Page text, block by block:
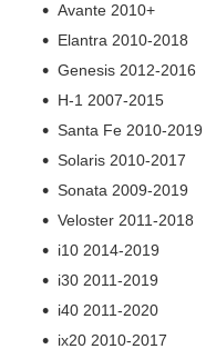
Avante 2010+
Elantra 2010-2018
Genesis 2012-2016
H-1 2007-2015
Santa Fe 2010-2019
Solaris 2010-2017
Sonata 2009-2019
Veloster 2011-2018
i10 2014-2019
i30 2011-2019
i40 2011-2020
ix20 2010-2017